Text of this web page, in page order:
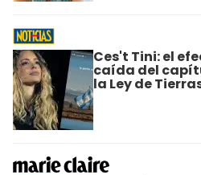
Ces't Tini: el
caída del
la Ley de